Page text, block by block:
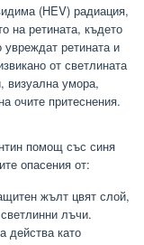
(HEV) радиация,
на ретината, където
увреждат ретината и
от светлината
визуална умора,
очите притеснения.
помощ със синя
опасения от:
жълт цвят слой,
лъчи.
действа като